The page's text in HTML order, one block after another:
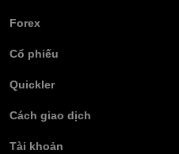
Forex
Cổ phiếu
Quickler
Cách giao dịch
Tài khoản